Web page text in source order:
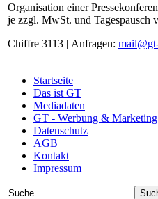
Organisation einer
je zzgl. MwSt. und Tagespausch
Chiffre 3113 | Anfragen:
Startseite
Das ist GT
Mediadaten
GT - Werbung & Marketing
Datenschutz
AGB
Kontakt
Impressum